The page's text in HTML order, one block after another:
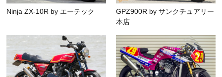
Ninja ZX-10R by エーテック
GPZ900R by サンクチュアリー
本店